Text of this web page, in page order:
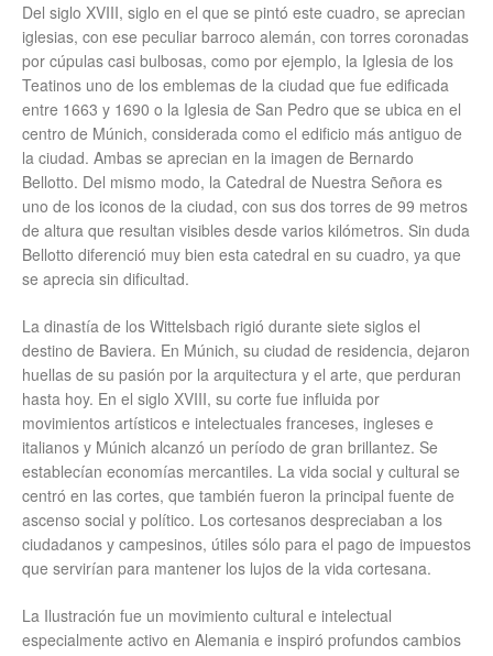
Del siglo XVIII, siglo en el que se pintó este cuadro, se aprecian
iglesias, con ese peculiar barroco alemán, con torres coronadas
por cúpulas casi bulbosas, como por ejemplo, la Iglesia de los
Teatinos uno de los emblemas de la ciudad que fue edificada
entre 1663 y 1690 o la Iglesia de San Pedro que se ubica en el
centro de Múnich, considerada como el edi­fi­cio más an­ti­guo de
la ciudad. Ambas se aprecian en la imagen de Bernardo
Bellotto. Del mismo modo, la Catedral de Nuestra Señora es
uno de los iconos de la ciudad, con sus dos torres de 99 metros
de altura que resultan visibles desde varios kilómetros. Sin duda
Bellotto diferenció muy bien esta catedral en su cuadro, ya que
se aprecia sin dificultad.
La dinastía de los Wittelsbach rigió durante siete siglos el
destino de Baviera. En Múnich, su ciudad de residencia, dejaron
huellas de su pasión por la arquitectura y el arte, que perduran
hasta hoy. En el siglo XVIII, su corte fue influida por
movimientos artísticos e intelectuales franceses, ingleses e
italianos y Múnich alcanzó un período de gran brillantez. Se
establecían economías mercantiles. La vida social y cultural se
centró en las cortes, que también fueron la principal fuente de
ascenso social y político. Los cortesanos despreciaban a los
ciudadanos y campesinos, útiles sólo para el pago de impuestos
que servirían para mantener los lujos de la vida cortesana.
La Ilustración fue un movimiento cultural e intelectual
especialmente activo en Alemania e inspiró profundos cambios